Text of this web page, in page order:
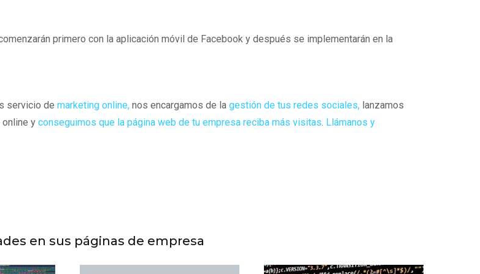
primero con la aplicación móvil de Facebook y después se implementarán en la
servicio de marketing online, nos encargamos de la gestión de tus redes sociales, lanzamos
y conseguimos que la página web de tu empresa reciba más visitas. Llámanos y
en sus páginas de empresa